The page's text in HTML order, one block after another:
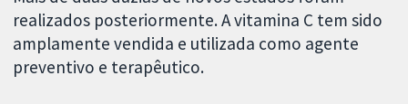
realizados posteriormente. A vitamina C tem sido
amplamente vendida e utilizada como agente
preventivo e terapêutico.